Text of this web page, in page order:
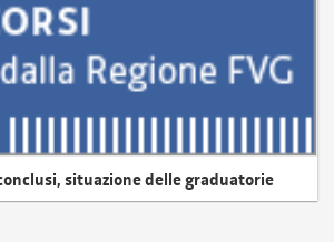
situazione delle graduatorie